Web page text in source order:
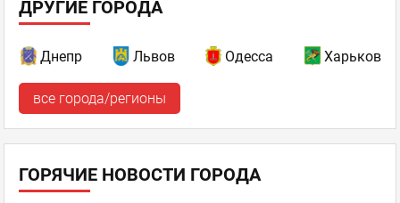
ДРУГИЕ ГОРОДА
Днепр Львов Одесса Харьков
все города/регионы
ГОРЯЧИЕ НОВОСТИ ГОРОДА